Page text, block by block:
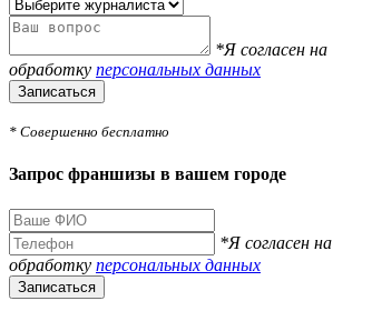
*Я согласен на
обработку персональных данных
Записаться
* Совершенно бесплатно
Запрос франшизы в вашем городе
*Я согласен на
обработку персональных данных
Записаться